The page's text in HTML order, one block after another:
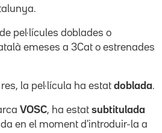
pel·lícules doblades o
emeses a 3Cat o estrenades
la pel·lícula ha estat doblada.
VOSC, ha estat subtitulada
en el moment d'introduir-la a